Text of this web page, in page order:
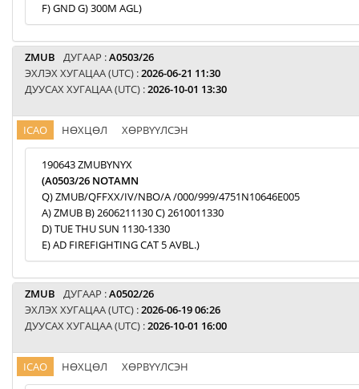
F) GND G) 300M AGL)
ZMUB ДУГААР :A0503/26
ЭХЛЭХ ХУГАЦАА (UTC) :2026-06-21 11:30
ДУУСАХ ХУГАЦАА (UTC) :2026-10-01 13:30
ICAO НӨХЦӨЛ ХӨРВҮҮЛСЭН
190643 ZMUBYNYX
(A0503/26 NOTAMN
Q) ZMUB/QFFXX/IV/NBO/A /000/999/4751N10646E005
A) ZMUB B) 2606211130 C) 2610011330
D) TUE THU SUN 1130-1330
E) AD FIREFIGHTING CAT 5 AVBL.)
ZMUB ДУГААР :A0502/26
ЭХЛЭХ ХУГАЦАА (UTC) :2026-06-19 06:26
ДУУСАХ ХУГАЦАА (UTC) :2026-10-01 16:00
ICAO НӨХЦӨЛ ХӨРВҮҮЛСЭН